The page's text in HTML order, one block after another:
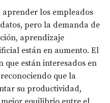
los empleados
pero la demanda de
aprendizaje
están en aumento. El
que están interesados ​​en
que la
su productividad,